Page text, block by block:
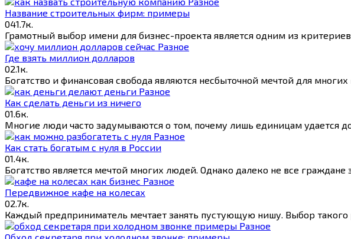
Название строительных фирм: примеры
041.7к.
Грамотный выбор имени для бизнес-проекта является одним из
Разное
Где взять миллион долларов
02.1к.
Богатство и финансовая свобода являются несбыточной мечтой для
Разное
Как сделать деньги из ничего
01.6к.
Многие люди часто задумываются о том, почему лишь единицам удается
Разное
Как стать богатым с нуля в России
01.4к.
Богатство является мечтой многих людей. Однако далеко не все
Разное
Передвижное кафе на колесах
02.7к.
Каждый предприниматель мечтает занять пустующую нишу. Выбор такого
Разное